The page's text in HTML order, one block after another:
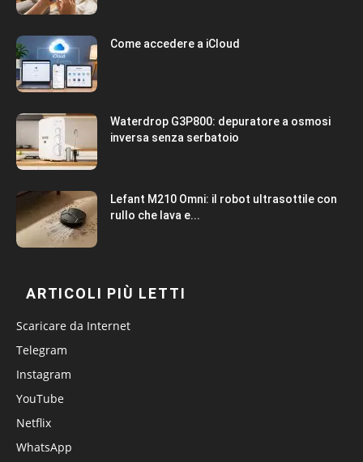
Come accedere a iCloud
Waterdrop G3P800: depuratore a osmosi
inversa senza serbatoio
Lefant M210 Omni: il robot ultrasottile con
rullo che lava e...
ARTICOLI PIÙ LETTI
Scaricare da Internet
Telegram
Instagram
YouTube
Netflix
WhatsApp